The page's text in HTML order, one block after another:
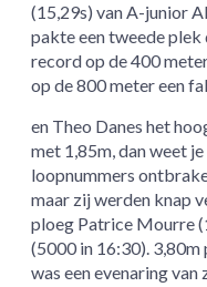
(15,29s) van A-junior
pakte een tweede
record op de 400
op de 800 meter een
en Theo Danes het
met 1,85m, dan weet
loopnummers
maar zij werden knap
ploeg Patrice Mourre
(5000 in 16:30).
was een evenaring